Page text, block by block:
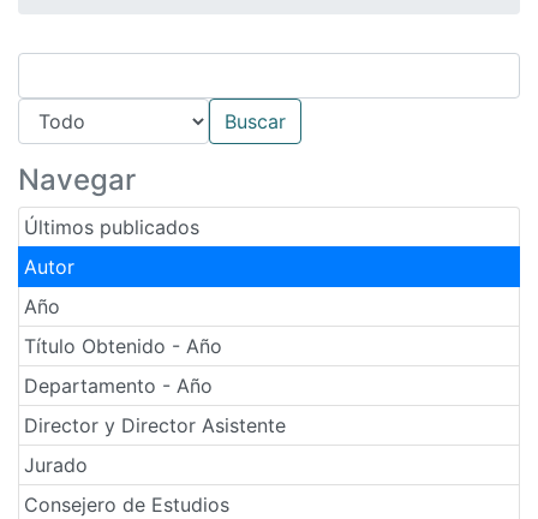
Navegar
Últimos publicados
Autor
Año
Título Obtenido - Año
Departamento - Año
Director y Director Asistente
Jurado
Consejero de Estudios